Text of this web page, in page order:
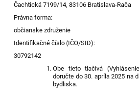
Čachtická 7199/14, 83106 Bratislava-Rača
Právna forma:
občianske združenie
Identifikačné číslo (IČO/SID):
30792142
Obe tieto tlačivá
doručte do 30. apríla 2025 na
bydliska.